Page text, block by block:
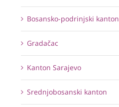
Bosansko-podrinjski kanton
Gradačac
Kanton Sarajevo
Srednjobosanski kanton